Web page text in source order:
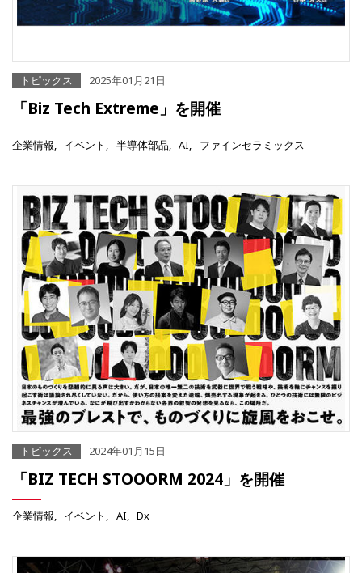
トピックス 2025年01月21日
「Biz Tech Extreme」を開催
企業情報 イベント 半導体部品 AI ファインセラミックス
トピックス 2024年01月15日
「BIZ TECH STOOORM 2024」を開催
企業情報 イベント AI Dx